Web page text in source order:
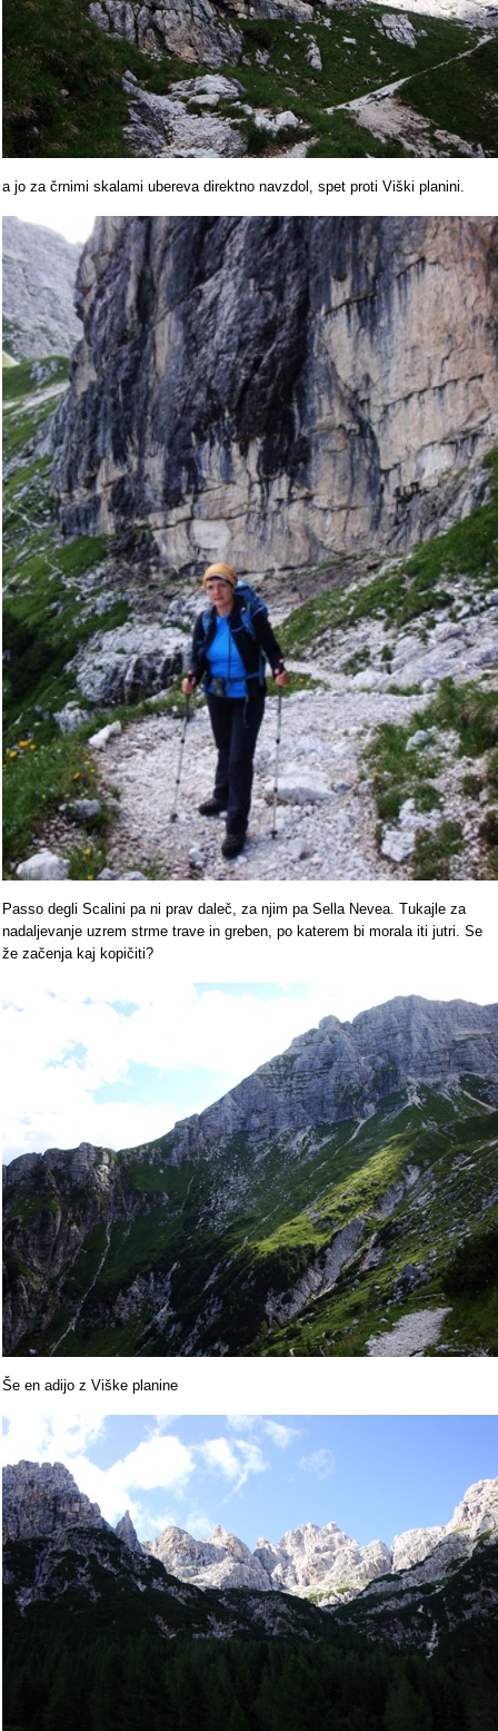
a jo za črnimi skalami ubereva direktno navzdol, spet proti Viški planini.
Passo degli Scalini pa ni prav daleč, za njim pa Sella Nevea. Tukajle za
nadaljevanje uzrem strme trave in greben, po katerem bi morala iti jutri. Se
že začenja kaj kopičiti?
Še en adijo z Viške planine